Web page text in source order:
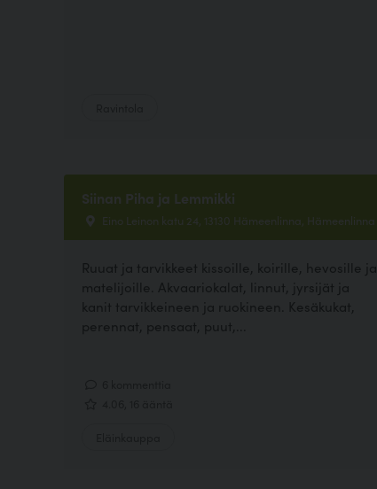
Siinan Piha ja Lemmikki
Eino Leinon katu 24, 13130 Hämeenlinna, Hämeenlinna
Ruuat ja tarvikkeet kissoille, koirille, hevosille ja
matelijoille. Akvaariokalat, linnut, jyrsijät ja
kanit tarvikkeineen ja ruokineen. Kesäkukat,
perennat, pensaat, puut,...